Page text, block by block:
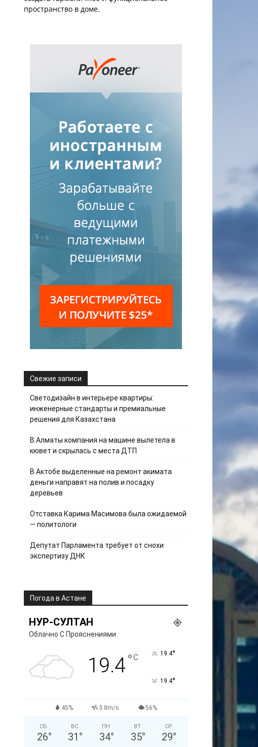
пространство в доме.
Свежие записи
Светодизайн в интерьере квартиры:
инженерные стандарты и премиальные
решения для Казахстана
В Алматы компания на машине вылетела в
кювет и скрылась с места ДТП
В Актобе выделенные на ремонт акимата
деньги направят на полив и посадку
деревьев
Отставка Карима Масимова была ожидаемой
— политологи
Депутат Парламента требует от снохи
экспертизу ДНК
Погода в Астане
НУР-СУЛТАН
Облачно С Прояснениями
19.4°C 19.4°
19.4°
45% 3.8m/s 56%
СБ
26°
ВС
31 °
ПН
34°
ВТ
35°
СР
29°